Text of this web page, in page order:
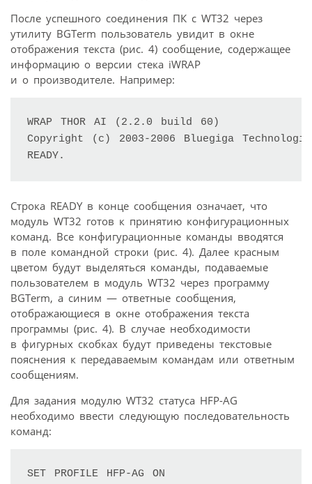
После успешного соединения ПК с WT32 через
утилиту BGTerm пользователь увидит в окне
отображения текста (рис. 4) сообщение, содержащее
информацию о версии стека iWRAP
и о производителе. Например:
WRAP THOR AI (2.2.0 build 60)
Copyright (c) 2003-2006 Bluegiga
Строка READY в конце сообщения означает, что
модуль WT32 готов к принятию конфигурационных
команд. Все конфигурационные команды вводятся
в поле командной строки (рис. 4). Далее красным
цветом будут выделяться команды, подаваемые
пользователем в модуль WT32 через программу
BGTerm, а синим — ответные сообщения,
отображающиеся в окне отображения текста
программы (рис. 4). В случае необходимости
в фигурных скобках будут приведены текстовые
пояснения к передаваемым командам или ответным
сообщениям.
Для задания модулю WT32 статуса HFP-AG
необходимо ввести следующую последовательность
команд:
SET PROFILE HFP-AG ON